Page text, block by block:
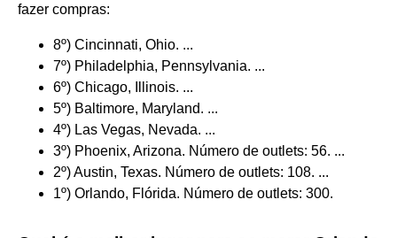
fazer compras:
8º) Cincinnati, Ohio. ...
7º) Philadelphia, Pennsylvania. ...
6º) Chicago, Illinois. ...
5º) Baltimore, Maryland. ...
4º) Las Vegas, Nevada. ...
3º) Phoenix, Arizona. Número de outlets: 56. ...
2º) Austin, Texas. Número de outlets: 108. ...
1º) Orlando, Flórida. Número de outlets: 300.